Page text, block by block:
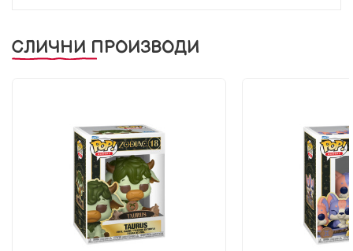
СЛИЧНИ ПРОИЗВОДИ